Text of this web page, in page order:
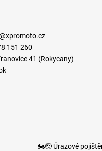
@xpromoto.cz
151 260
41 (Rokycany)
🏍️🤕 Úrazové